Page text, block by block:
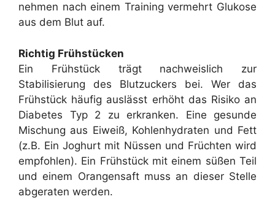
nehmen nach einem Training vermehrt Glukose
aus dem Blut auf.
Richtig Frühstücken
Ein Frühstück trägt nachweislich zur
Stabilisierung des Blutzuckers bei. Wer das
Frühstück häufig auslässt erhöht das Risiko an
Diabetes Typ 2 zu erkranken. Eine gesunde
Mischung aus Eiweiß, Kohlenhydraten und Fett
(z.B. Ein Joghurt mit Nüssen und Früchten wird
empfohlen). Ein Frühstück mit einem süßen Teil
und einem Orangensaft muss an dieser Stelle
abgeraten werden.